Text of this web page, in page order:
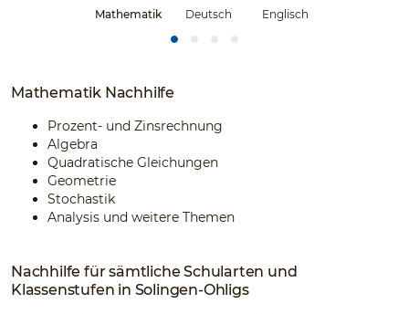
Mathematik Deutsch Englisch
Mathematik Nachhilfe
Prozent- und Zinsrechnung
Algebra
Quadratische Gleichungen
Geometrie
Stochastik
Analysis und weitere Themen
Nachhilfe für sämtliche Schularten und
Klassenstufen in Solingen-Ohligs